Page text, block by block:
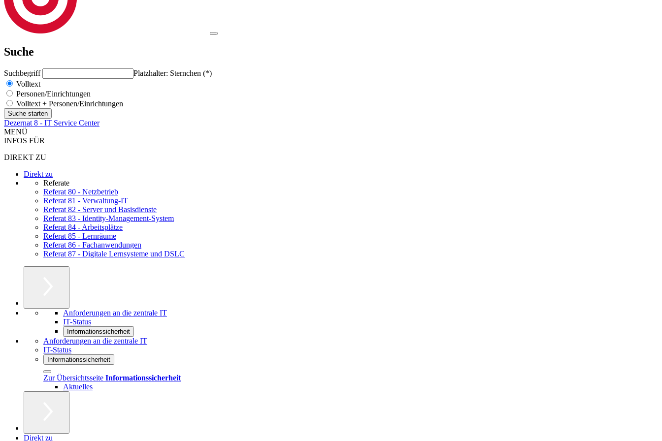
Suche
Suchbegriff
Platzhalter: Sternchen (*)
Volltext
Personen/Einrichtungen
Volltext + Personen/Einrichtungen
Dezernat 8 - IT Service Center
MENÜ
INFOS FÜR
DIREKT ZU
Direkt zu
Referate
Referat 80 - Netzbetrieb
Referat 81 - Verwaltung-IT
Referat 82 - Server und Basisdienste
Referat 83 - Identity-Management-System
Referat 84 - Arbeitsplätze
Referat 85 - Lernräume
Referat 86 - Fachanwendungen
Referat 87 - Digitale Lernsysteme und DSLC
Anforderungen an die zentrale IT
IT-Status
Informationssicherheit
Anforderungen an die zentrale IT
IT-Status
Informationssicherheit
Zur Übersichtsseite Informationssicherheit
Aktuelles
Direkt zu